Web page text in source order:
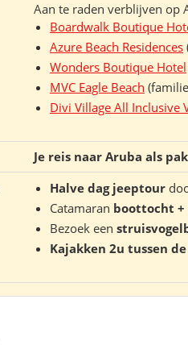
Aan te raden verblijven op
Boardwalk Boutique
Azure Beach Residences
Wonders Boutique Hotel
MVC Eagle Beach
Divi Village All Inclusive
Je reis naar Aruba als
Halve dag jeeptour
Catamaran boottocht
Bezoek een
Kajakken 2u tussen